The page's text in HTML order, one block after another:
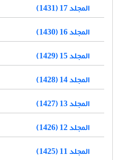
المجلد 17 (1431)
المجلد 16 (1430)
المجلد 15 (1429)
المجلد 14 (1428)
المجلد 13 (1427)
المجلد 12 (1426)
المجلد 11 (1425)